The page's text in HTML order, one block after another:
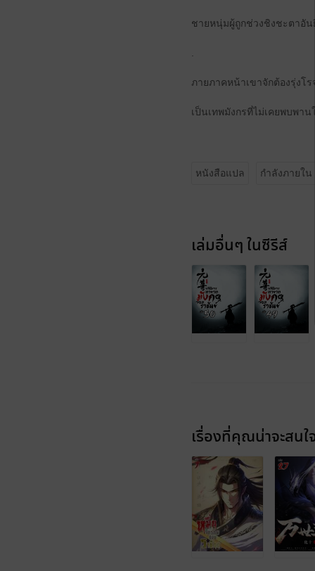
ชายหนุ่มผู้ถูกช่วงชิงชะตาอั
ภายภาคหน้าเขาจักต้องรุ่งโ
เป็นเทพมังกรที่ไม่เคยพบพ
หนังสือแปล กำลังภายใน
เล่มอื่นๆ ในซีรีส์
เรื่องที่คุณน่าจะสนใ